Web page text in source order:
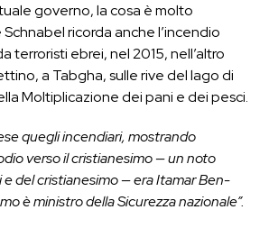
governo, la cosa è molto
Schnabel ricorda anche l’incendio
terroristi ebrei, nel 2015, nell’altro
a Tabgha, sulle rive del lago di
Moltiplicazione dei pani e dei pesci.
quegli incendiari, mostrando
verso il cristianesimo — un noto
del cristianesimo — era Itamar Ben-
è ministro della Sicurezza nazionale”.